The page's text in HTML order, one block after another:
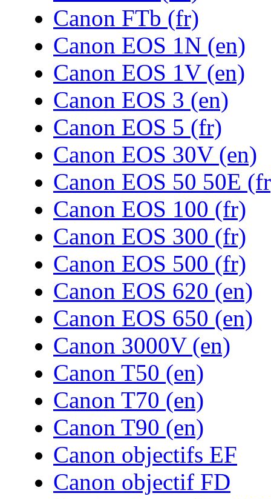
Canon FTb (fr)
Canon EOS 1N (en)
Canon EOS 1V (en)
Canon EOS 3 (en)
Canon EOS 5 (fr)
Canon EOS 30V (en)
Canon EOS 50 50E
Canon EOS 100 (fr)
Canon EOS 300 (fr)
Canon EOS 500 (fr)
Canon EOS 620 (en)
Canon EOS 650 (en)
Canon 3000V (en)
Canon T50 (en)
Canon T70 (en)
Canon T90 (en)
Canon objectifs EF
Canon objectif FD